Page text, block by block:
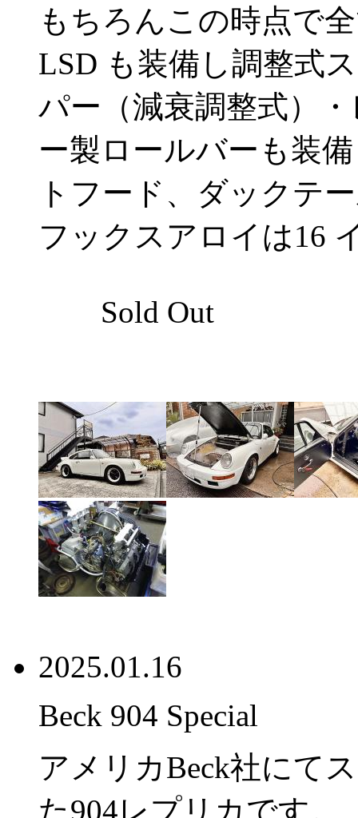
もちろんこの時点で
LSD も装備し調整式
パー（減衰調整式）
ー製ロールバーも装
トフード、ダックテ
フックスアロイは16
Sold Out
2025.01.16
Beck 904 Special
アメリカBeck社にて
た904レプリカです。